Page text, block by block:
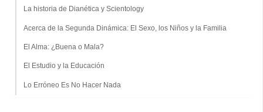
La historia de Dianética y Scientology
Acerca de la Segunda Dinámica: El Sexo, los Niños y la Familia
El Alma: ¿Buena o Mala?
El Estudio y la Educación
Lo Erróneo Es No Hacer Nada